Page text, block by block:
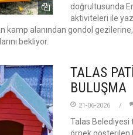
doğrultusunda
aktiviteleri ile
kamp alanından gondol
bekliyor.
TALAS
BULUŞMA
21-06-2026
Talas Belediyesi
örnek gösterilen